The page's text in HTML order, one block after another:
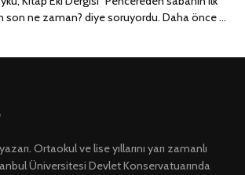
son ne zaman? diye soruyordu. Daha önce …
Ortaokul ve lise yıllarını yarı zamanlı
Üniversitesi Devlet Konservatuarında